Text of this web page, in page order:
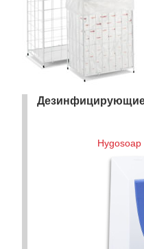
Hygosoap